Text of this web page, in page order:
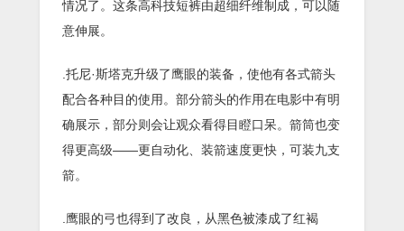
情况了。这条高科技短裤由超细纤维制成，可以随
意伸展。
.托尼·斯塔克升级了鹰眼的装备，使他有各式箭头
配合各种目的使用。部分箭头的作用在电影中有明
确展示，部分则会让观众看得目瞪口呆。箭筒也变
得更高级——更自动化、装箭速度更快，可装九支
箭。
.鹰眼的弓也得到了改良，从黑色被漆成了红褐